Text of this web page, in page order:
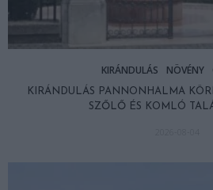
KIRÁNDULÁS NÖVÉNY
KIRÁNDULÁS PANNONHALMA
SZŐLŐ ÉS KOMLÓ